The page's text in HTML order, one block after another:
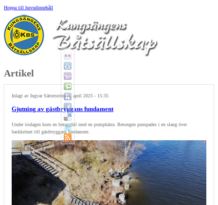
Hoppa till huvudinnehåll
Artikel
Inlagt av Ingvar Sätterström 8. april 2025 - 15:35
Gjutning av gästbryggans fundament
Under tisdagen kom en betongbil med en pumpkärra. Betongen pumpades i en slang över
backkrönet till gästbryggans fundament.